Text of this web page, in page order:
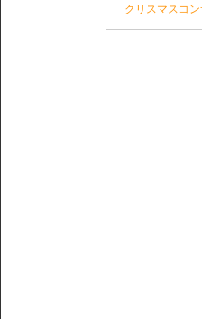
クリスマスコ